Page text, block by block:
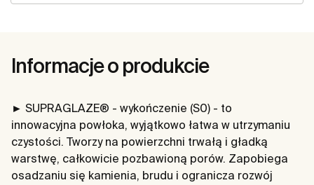
Informacje o produkcie
► SUPRAGLAZE® - wykończenie (S0) - to
innowacyjna powłoka, wyjątkowo łatwa w utrzymaniu
czystości. Tworzy na powierzchni trwałą i gładką
warstwę, całkowicie pozbawioną porów. Zapobiega
osadzaniu się kamienia, brudu i ogranicza rozwój